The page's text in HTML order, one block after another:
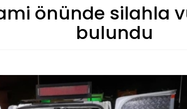
önünde silahla
bulundu